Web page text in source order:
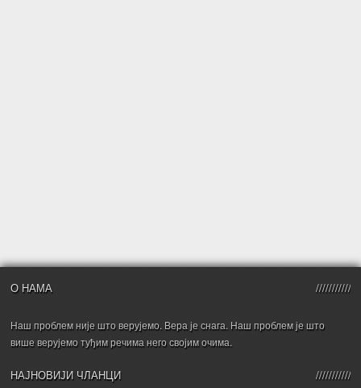
О НАМА
Наш проблем није што верујемо. Вера је снага. Наш проблем је што
више верујемо туђим речима него својим очима.
НАЈНОВИЈИ ЧЛАНЦИ